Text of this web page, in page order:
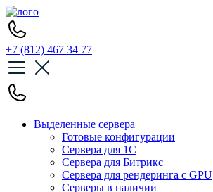
+7 (812) 467 34 77
Выделенные сервера
Готовые конфигурации
Сервера для 1С
Сервера для Битрикс
Сервера для рендеринга с GPU
Серверы в наличии